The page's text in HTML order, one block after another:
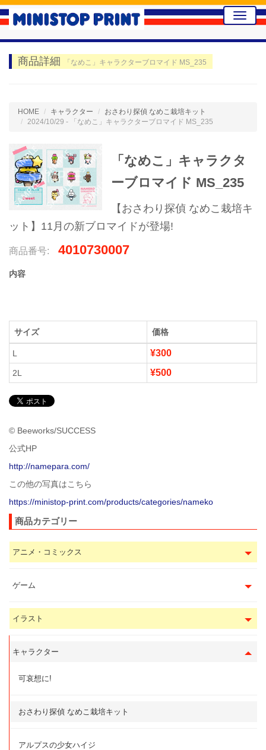
Toggle
商品詳細 「なめこ」キャラクターブロマイド MS_235
HOME キャラクター
おさわり探偵 なめこ栽培キット
2024/10/29 - 「なめこ」キャラクターブロマイド MS_235
「なめこ」キャラクタ
ーブロマイド MS_235
【おさわり探偵 なめこ栽培キ
ット】11月の新ブロマイドが登場!
商品番号: 4010730007
内容
サイズ 価格
L ¥300
2L ¥500
© Beeworks/SUCCESS
公式HP
http://namepara.com/
この他の写真はこちら
https://ministop-print.com/products/categories/nameko
商品カテゴリー
アニメ・コミックス
ゲーム
イラスト
キャラクター
可哀想に!
おさわり探偵 なめこ栽培キット
アルプスの少女ハイジ